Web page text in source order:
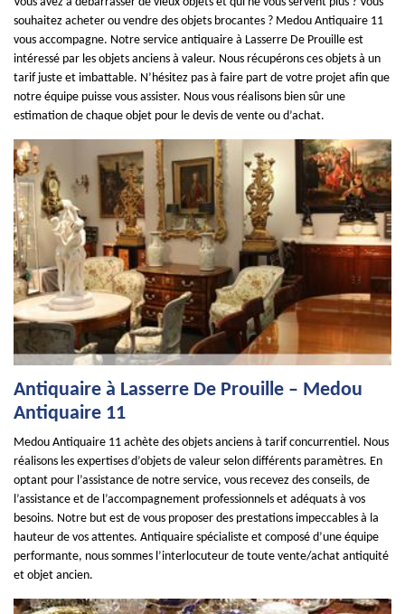
souhaitez acheter ou vendre des objets brocantes ? Medou Antiquaire 11
vous accompagne. Notre service antiquaire à Lasserre De Prouille est
intéressé par les objets anciens à valeur. Nous récupérons ces objets à un
tarif juste et imbattable. N’hésitez pas à faire part de votre projet afin que
notre équipe puisse vous assister. Nous vous réalisons bien sûr une
estimation de chaque objet pour le devis de vente ou d’achat.
Antiquaire à Lasserre De Prouille – Medou
Antiquaire 11
Medou Antiquaire 11 achète des objets anciens à tarif concurrentiel. Nous
réalisons les expertises d’objets de valeur selon différents paramètres. En
optant pour l’assistance de notre service, vous recevez des conseils, de
l’assistance et de l’accompagnement professionnels et adéquats à vos
besoins. Notre but est de vous proposer des prestations impeccables à la
hauteur de vos attentes. Antiquaire spécialiste et composé d’une équipe
performante, nous sommes l’interlocuteur de toute vente/achat antiquité
et objet ancien.